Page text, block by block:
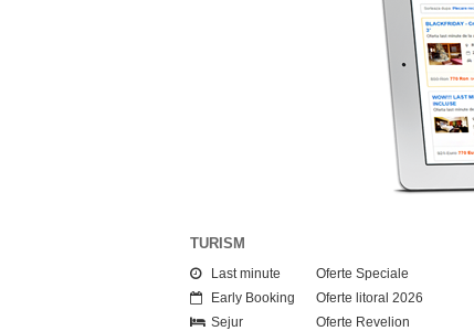
TURISM
Last minute
Oferte Speciale
Early Booking
Oferte litoral 2026
Sejur
Oferte Revelion